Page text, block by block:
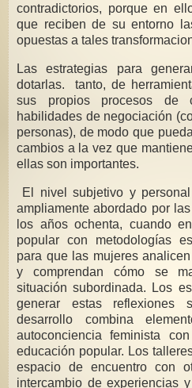
contradictorios, porque en ellos
que reciben de su entorno
opuestas a tales
Las estrategias para
dotarlas. tanto, de
sus propios procesos de cambio y
habilidades de negociación
personas), de modo que puedan manejar el ritmo de sus
cambios a la vez que mantienen las relaciones
ellas son importantes.
El nivel subjetivo y
ampliamente abordado por las promotoras feministas en
los años ochenta, cuando
popular con metodologías
para que las mujeres
y comprendan cómo se
situación subordinada. Los espacios privilegiados para
generar estas reflexiones son los
desarrollo combina
autoconciencia feminista con aquellos propios de la
educación popular. Los talleres
espacio de encuentro con
intercambio de experiencias y la reflexión colectiva, se